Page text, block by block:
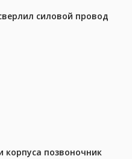
силовой провод
корпуса позвоночник